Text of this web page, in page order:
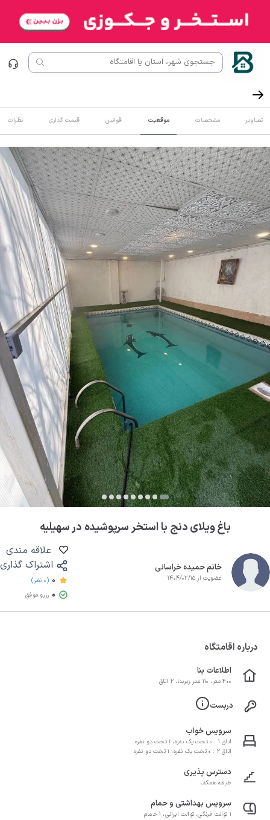
تصاویر مشخصات موقعیت قوانین قیمت گذاری نظرات
باغ ویلای دنج با استخر سرپوشیده در سهیلیه
خانم حمیده خراسانی
عضویت از 1404/02/15
اشتراک گذاری
0 (0 نظر)
0 رزرو موفق
درباره اقامتگاه
اطلاعات بنا
400 متر، 110 متر زیربنا، 2 اتاق
دربست
سرویس خواب
اتاق 1 : 0 تخت یک نفره، 1 تخت دو نفره
اتاق 2 : 0 تخت یک نفره، 1 تخت دو نفره
دسترس پذیری
طبقه همکف
سرویس بهداشتی و حمام
1 توالت فرنگی، توالت ایرانی، 1 حمام